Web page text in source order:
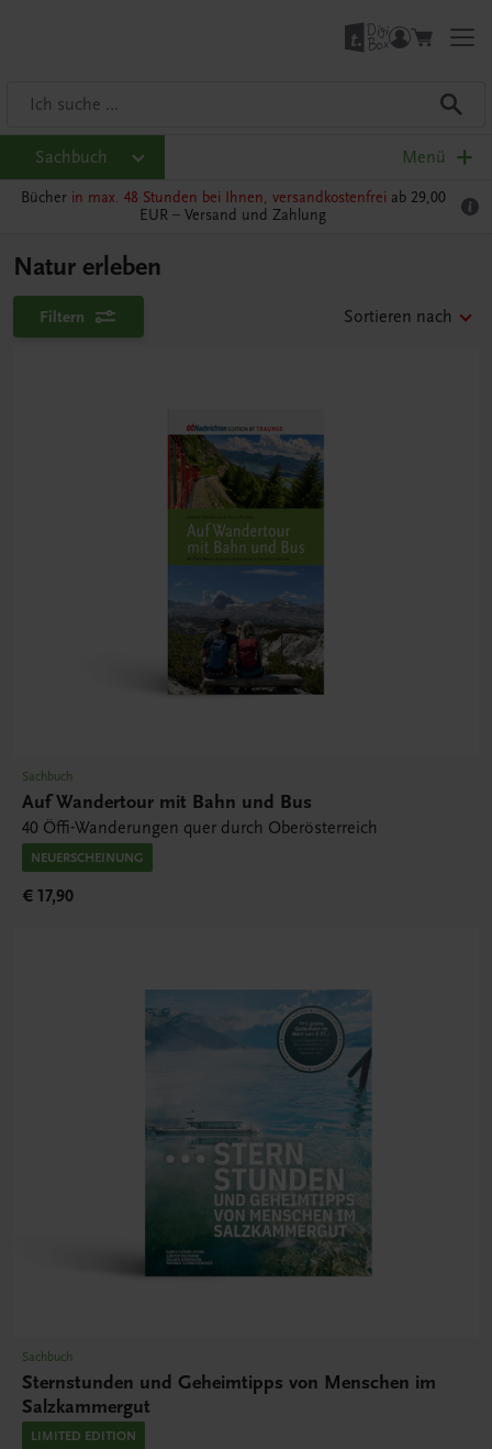
Sachbuch Menü
Bücher in max. 48 Stunden bei Ihnen, versandkostenfrei ab 29,00
EUR – Versand und Zahlung
Natur erleben
Filtern Sortieren nach
Sachbuch
Auf Wandertour mit Bahn und Bus
40 Öffi-Wanderungen quer durch Oberösterreich
NEUERSCHEINUNG
€ 17,90
Sachbuch
Sternstunden und Geheimtipps von Menschen im
Salzkammergut
LIMITED EDITION